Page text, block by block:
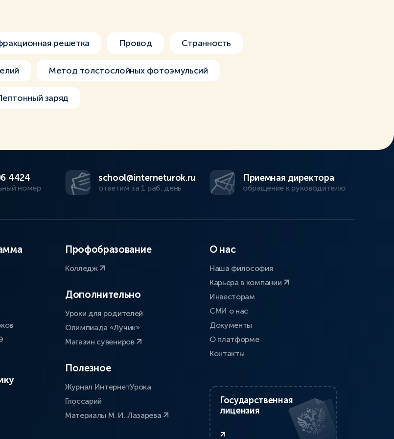
решетка Провод Странность
Метод толстослойных фотоэмульсий
заряд
4424
номер
school@interneturok.ru
ответим за 1 раб. день
Приемная директора
обращение к руководителю
Профобразование
Колледж
Дополнительно
Уроки для родителей
Олимпиада «Лучик»
Магазин сувениров
Полезное
Журнал ИнтернетУрока
Глоссарий
Материалы М. И. Лазарева
О нас
Наша философия
Карьера в компании
Инвесторам
СМИ о нас
Документы
О платформе
Контакты
Государственная
лицензия